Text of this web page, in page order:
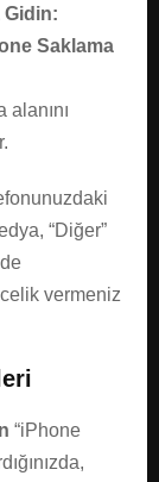
Gidin:
Saklama
“Diğer”
vermeniz
“iPhone